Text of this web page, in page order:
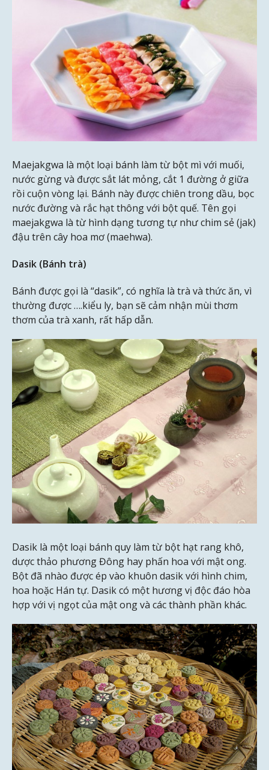
Maejakgwa là một loại bánh làm từ bột mì với muối,
nước gừng và được sắt lát mỏng, cắt 1 đường ở giữa
rồi cuộn vòng lại. Bánh này được chiên trong dầu, bọc
nước đường và rắc hạt thông với bột quế. Tên gọi
maejakgwa là từ hình dạng tương tự như chim sẻ (jak)
đậu trên cây hoa mơ (maehwa).
Dasik (Bánh trà)
Bánh được gọi là “dasik”, có nghĩa là trà và thức ăn, vì
thường được ….kiểu ly, bạn sẽ cảm nhận mùi thơm
thơm của trà xanh, rất hấp dẫn.
Dasik là một loại bánh quy làm từ bột hạt rang khô,
dược thảo phương Đông hay phấn hoa với mật ong.
Bột đã nhào được ép vào khuôn dasik với hình chim,
hoa hoặc Hán tự. Dasik có một hương vị độc đáo hòa
hợp với vị ngọt của mật ong và các thành phần khác.